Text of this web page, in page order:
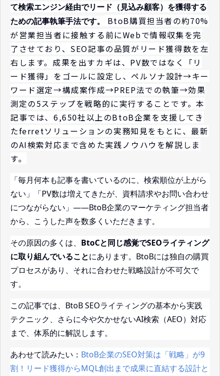
て検索エンジン経由でリード（見込み顧客）を獲得する
ための記事執筆手法です。
BtoB購買担当者の約70%
が営業担当者に接触する前にWebで情報収集を完
了させており、SEO記事の品質がリード獲得数を左
右します。成果を出すカギは、PV数ではなく「リ
ード獲得」をゴールに設定し、ペルソナ設計→キー
ワード選定→構成案作成→PREP法での執筆→効果
測定の5ステップを戦略的に実行することです。本
記事では、6,650社以上のBtoB企業を支援してき
たferretソリューションの実務知見をもとに、最新
のAI検索対応まで含めた実践ノウハウを解説しま
す。
「毎月何本も記事を書いているのに、検索順位が上がら
ない」「PV数は増えてきたが、資料請求やお問い合わせ
につながらない」——BtoB企業のマーケティング担当者
から、こうした声を数多くいただきます。
その原因の多くは、 BtoCと同じ感覚でSEOライティング
に取り組んでいることにあります。BtoBには独自の購買
プロセスがあり、それに合わせた戦略設計が不可欠で
す。
この記事では、BtoB SEOライティングの基本から実践
テクニック、さらに今や欠かせないAI検索（AEO）対応
まで、体系的に解説します。
あわせて読みたい： BtoB企業のSEO対策は「戦略」が9
割！リード獲得からMQL創出まで成果に直結する設計と